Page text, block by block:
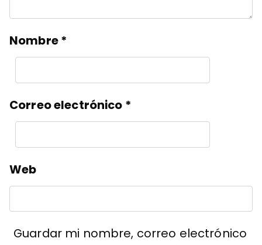
Nombre*
Correo electrónico *
Web
Guardar mi nombre, correo electrónico